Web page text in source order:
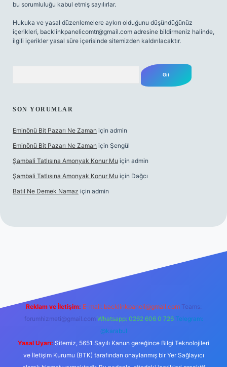
bu sorumluluğu kabul etmiş sayılırlar.
Hukuka ve yasal düzenlemelere aykırı olduğunu düşündüğünüz
içerikleri, backlinkpanelicomtr@gmail.com adresine bildirmeniz halinde,
ilgili içerikler yasal süre içerisinde sitemizden kaldırılacaktır.
SON YORUMLAR
Eminönü Bit Pazarı Ne Zaman için admin
Eminönü Bit Pazarı Ne Zaman için Şengül
Şambali Tatlısına Amonyak Konur Mu için admin
Şambali Tatlısına Amonyak Konur Mu için Dağcı
Batıl Ne Demek Namaz için admin
Reklam ve İletişim: E-mail: backlinkpaneli@gmail.com Teams:
forumhizmeti@gmail.com Whatsapp: 0262 606 0 726 Telegram:
@karabul
Yasal Uyarı: Sitemiz, 5651 Sayılı Kanun gereğince Bilgi Teknolojileri
ve İletişim Kurumu (BTK) tarafından onaylanmış bir Yer Sağlayıcı